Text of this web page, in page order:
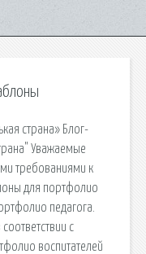
страна» Блог-
Уважаемые
требованиями к
для портфолио
педагога.
с
воспитателей